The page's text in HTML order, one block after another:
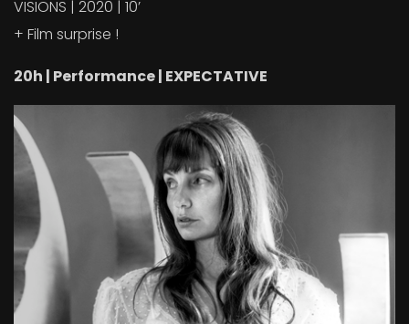
VISIONS | 2020 | 10’
+ Film surprise !
20h | Performance | EXPECTATIVE